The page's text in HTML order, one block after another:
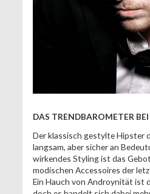
DAS TRENDBAROMETER
Der klassisch gestylte Hipster
langsam, aber sicher an
wirkendes Styling ist das
modischen Accessoires der
Ein Hauch von Androynität ist